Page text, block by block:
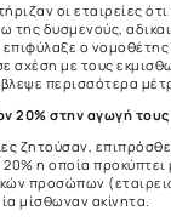
οι εταιρείες
της δυσμενούς,
ο
σχέση με τους
περισσότερα
20% στην αγωγή τους
ζητούσαν,
η οποία
προσώπων
μίσθωναν ακίνητα.